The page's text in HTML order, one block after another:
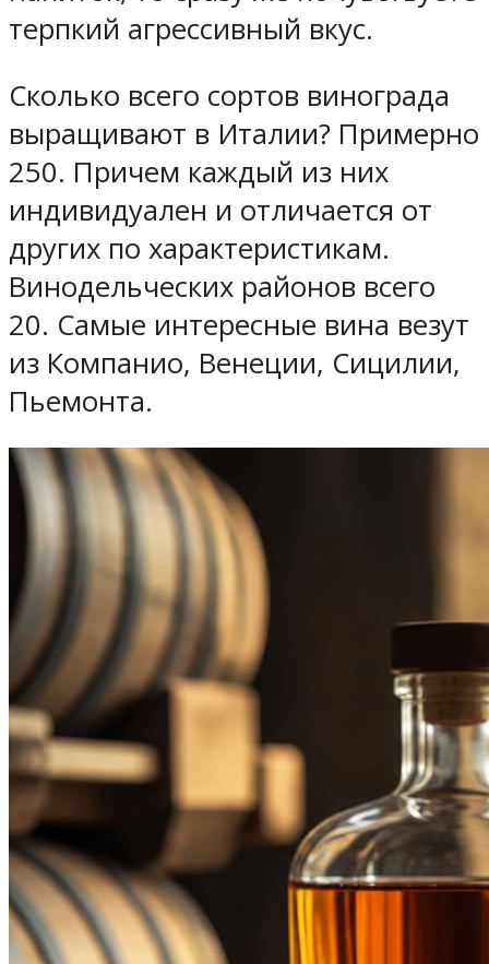
терпкий агрессивный вкус.
Сколько всего сортов винограда
выращивают в Италии? Примерно
250. Причем каждый из них
индивидуален и отличается от
других по характеристикам.
Винодельческих районов всего
20. Самые интересные вина везут
из Компанио, Венеции, Сицилии,
Пьемонта.